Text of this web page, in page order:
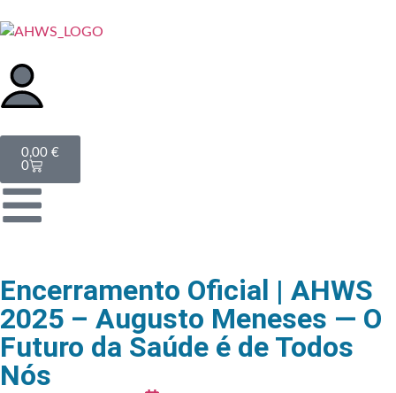
0,00 €
0
Encerramento Oficial | AHWS
2025 – Augusto Meneses — O
Futuro da Saúde é de Todos
Nós